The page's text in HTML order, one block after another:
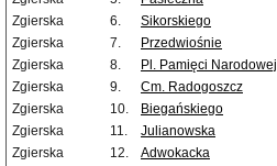
Zgierska
6. Sikorskiego
Zgierska
7. Przedwiośnie
Zgierska
8. Pl. Pamięci Narodowej
Zgierska
9. Cm. Radogoszcz
Zgierska
10. Biegańskiego
Zgierska
11. Julianowska
Zgierska
12. Adwokacka